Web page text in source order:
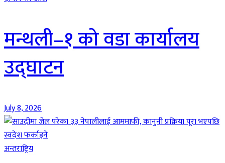
मन्थली–१ को वडा कार्यालय
उद्घाटन
July 8, 2026
अन्तराष्ट्रिय